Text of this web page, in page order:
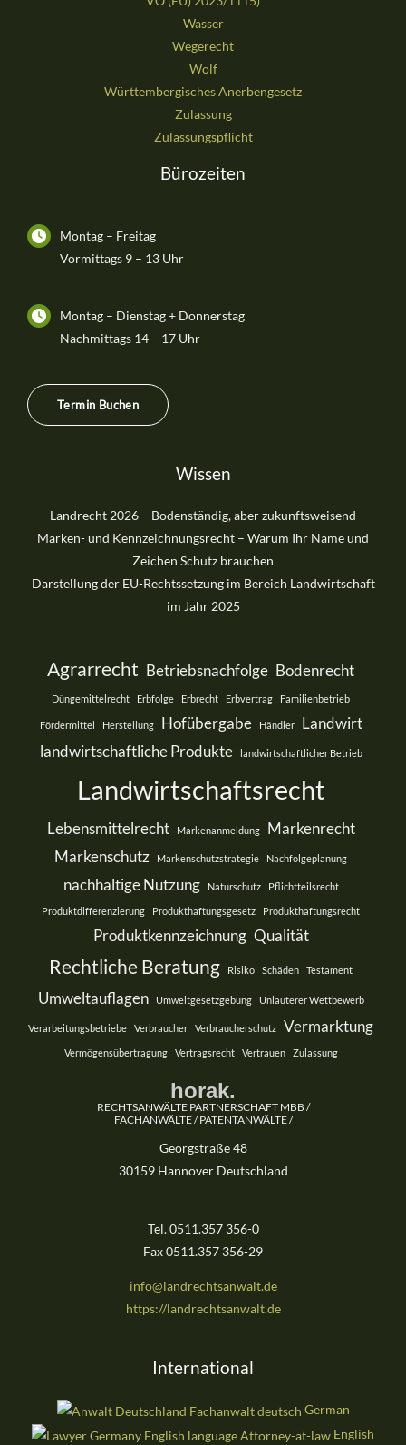
Wasser
Wegerecht
Wolf
Württembergisches Anerbengesetz
Zulassung
Zulassungspflicht
Bürozeiten
Montag – Freitag
Vormittags 9 – 13 Uhr
Montag – Dienstag + Donnerstag
Nachmittags 14 – 17 Uhr
Termin Buchen
Wissen
Landrecht 2026 – Bodenständig, aber zukunftsweisend
Marken- und Kennzeichnungsrecht – Warum Ihr Name und
Zeichen Schutz brauchen
Darstellung der EU-Rechtssetzung im Bereich Landwirtschaft
im Jahr 2025
Agrarrecht Betriebsnachfolge Bodenrecht
Düngemittelrecht Erbfolge Erbrecht Erbvertrag Familienbetrieb
Fördermittel Herstellung Hofübergabe Händler
Landwirt
landwirtschaftliche Produkte
landwirtschaftlicher Betrieb
Landwirtschaftsrecht
Lebensmittelrecht Markenanmeldung
Markenrecht
Markenschutz
Markenschutzstrategie Nachfolgeplanung
nachhaltige Nutzung Naturschutz Pflichtteilsrecht
Produktdifferenzierung Produkthaftungsgesetz Produkthaftungsrecht
Produktkennzeichnung Qualität
Rechtliche Beratung Risiko Schäden Testament
Umweltauflagen Umweltgesetzgebung Unlauterer Wettbewerb
Verarbeitungsbetriebe Verbraucher Verbraucherschutz Vermarktung
Vermögensübertragung Vertragsrecht Vertrauen Zulassung
horak.
RECHTSANWÄLTE PARTNERSCHAFT MBB /
FACHANWÄLTE / PATENTANWÄLTE /
Georgstraße 48
30159 Hannover Deutschland
Tel. 0511.357 356-0
Fax 0511.357 356-29
info@landrechtsanwalt.de
https://landrechtsanwalt.de
International
German
English